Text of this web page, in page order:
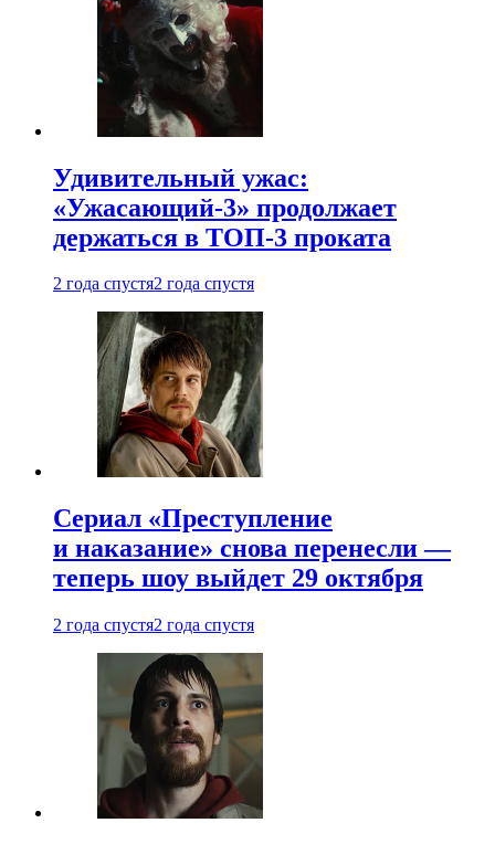
Удивительный ужас:
«Ужасающий-3» продолжает
держаться в ТОП-3 проката
2 года спустя2 года спустя
Сериал «Преступление
и наказание» снова перенесли —
теперь шоу выйдет 29 октября
2 года спустя2 года спустя